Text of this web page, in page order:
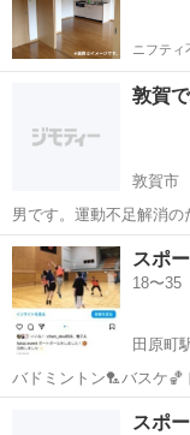
ニフティ
敦賀
敦賀市
男です。運動不足解消の
サークル的なのはあり
時に1年間だけしてたの
福井 敦賀市 バ
スポ
18〜35
田原町
バドミントン🏸バスケ🏀
ています！
田
スポ